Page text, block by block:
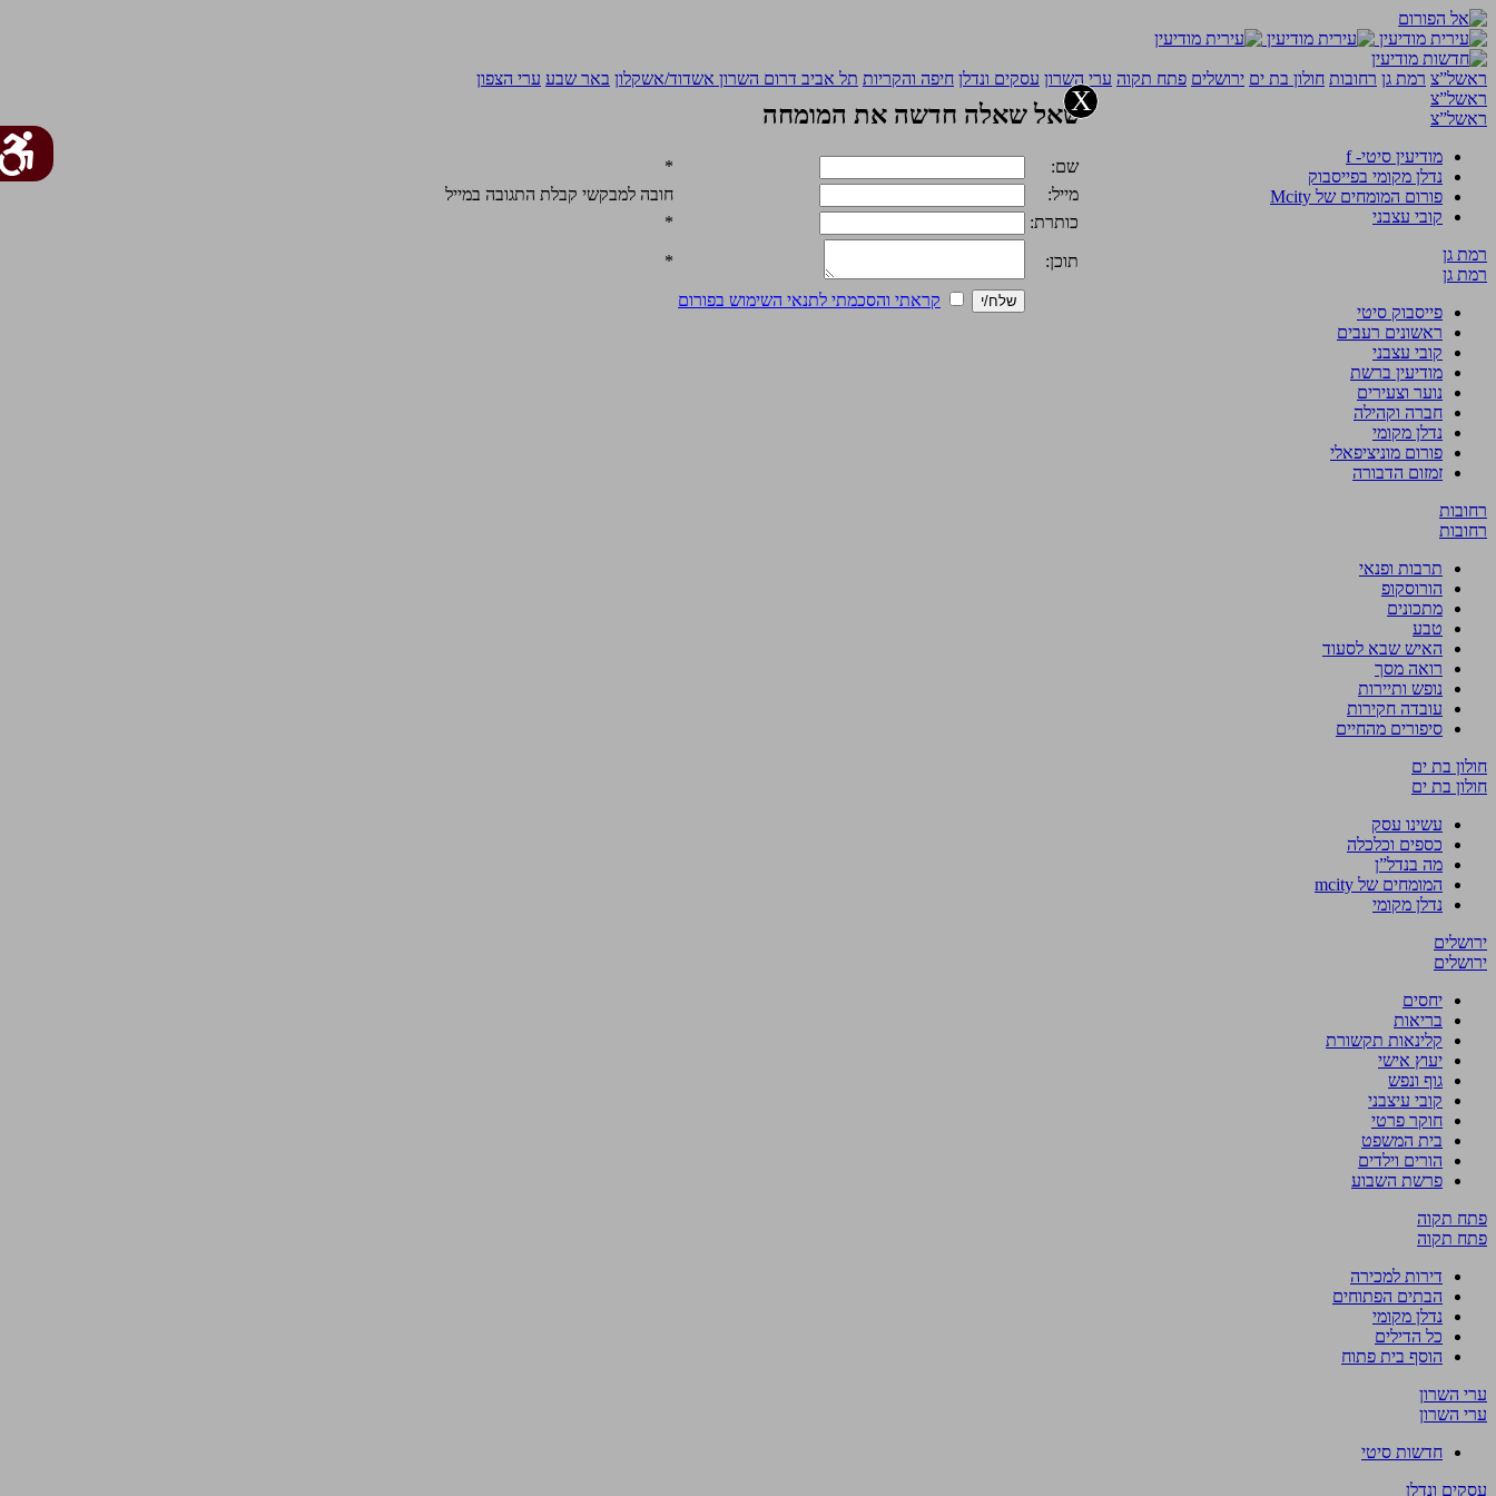
ראשל”צ רמת גן רחובות חולון בת ים ירושלים פתח תקוה ערי השרון עסקים ונדלן חיפה והקריות תל אביב דרום השרון אשדוד/אשקלון באר שבע ערי הצפון
ראשל”צ
ראשל”צ
מודיעין סיטי- f
נדלן מקומי בפייסבוק
פורום המומחים של Mcity
קובי עצבני
רמת גן
רמת גן
פייסבוק סיטי
ראשונים רעבים
קובי עצבני
מודיעין ברשת
נוער וצעירים
חברה וקהילה
נדלן מקומי
פורום מוניציפאלי
זמזום הדבורה
רחובות
רחובות
תרבות ופנאי
הורוסקופ
מתכונים
טבע
האיש שבא לסעוד
רואה מסך
נופש ותיירות
עובדה חקירות
סיפורים מהחיים
חולון בת ים
חולון בת ים
עשינו עסק
כספים וכלכלה
מה בנדל”ן
המומחים של mcity
נדלן מקומי
ירושלים
ירושלים
יחסים
בריאות
קלינאות תקשורת
יעוץ אישי
גוף ונפש
קובי עיצבני
חוקר פרטי
בית המשפט
הורים וילדים
פרשת השבוע
פתח תקוה
פתח תקוה
דירות למכירה
הבתים הפתוחים
נדלן מקומי
כל הדילים
הוסף בית פתוח
ערי השרון
ערי השרון
חדשות סיטי
עסקים ונדלן
Xשאל שאלה חדשה את המומחה
שם:
*
מייל:
חובה למבקשי קבלת התגובה במייל
כותרת:
*
תוכן: *
קראתי והסכמתי לתנאי השימוש בפורום